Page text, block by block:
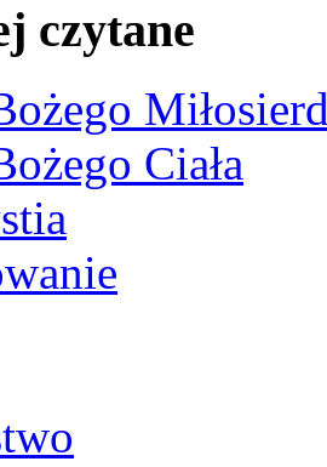
czytane
Ciała